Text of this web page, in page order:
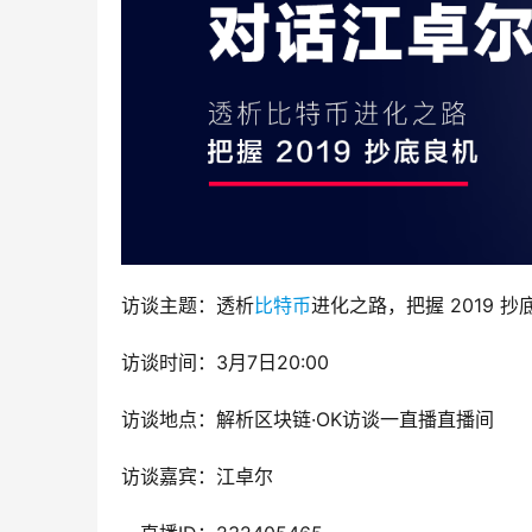
访谈主题：透析比特币进化之路，把握 2019 抄
访谈时间：3月7日20:00
访谈地点：解析区块链·OK访谈一直播直播间
访谈嘉宾：江卓尔